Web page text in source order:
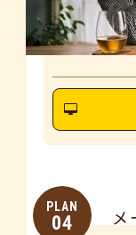
PLAN
04 メ